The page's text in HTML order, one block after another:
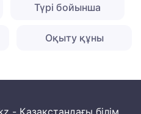
Түрі бойынша
Оқыту құны
- Қазақстандағы білім